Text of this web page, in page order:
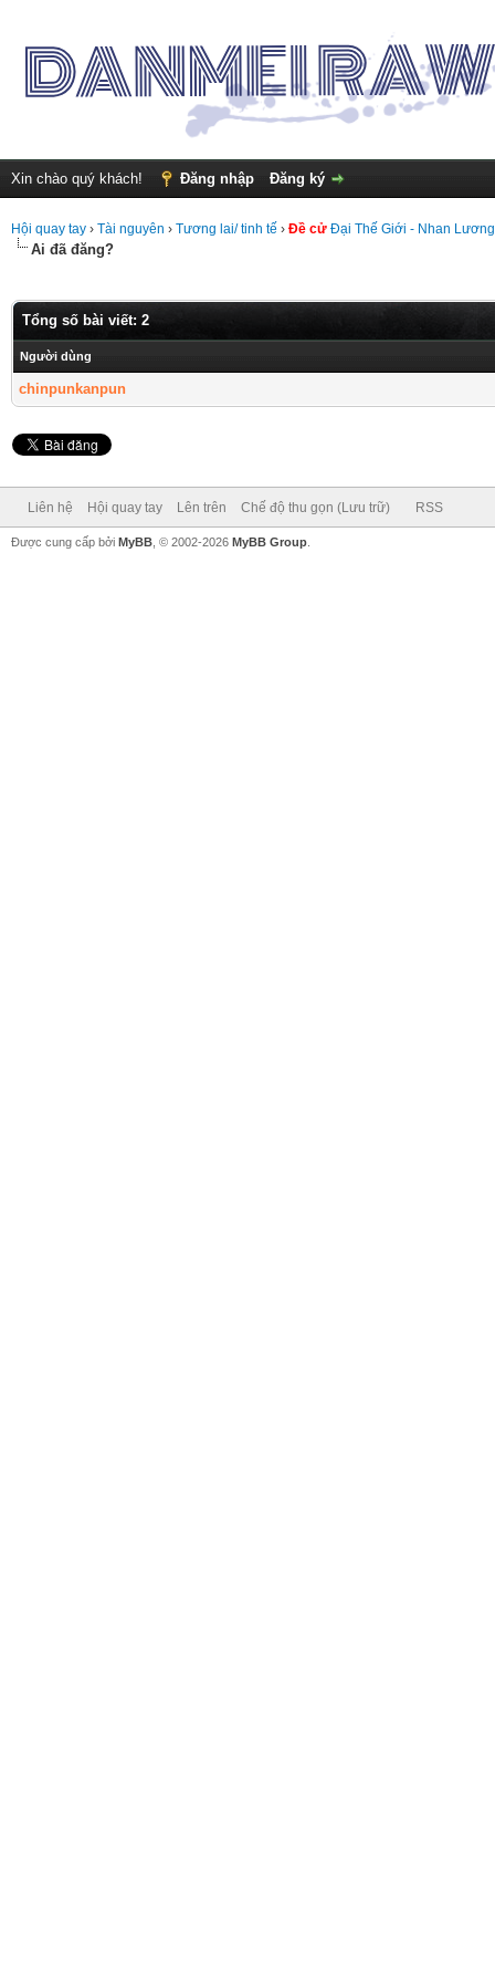
Xin chào quý khách! Đăng nhập Đăng ký
Hội quay tay › Tài nguyên › Tương lai/ tinh tế › Đề cử Đại Thế Giới - Nhan
Ai đã đăng?
Tổng số bài viết: 2
Người dùng
chinpunkanpun
Liên hệ Hội quay tay Lên trên Chế độ thu gọn (Lưu trữ) RSS
Được cung cấp bởi MyBB , © 2002-2026 MyBB Group